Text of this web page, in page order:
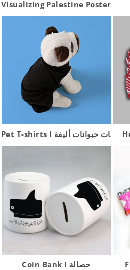
Visualizing Palestine Posters
Pet T-shirts I تيشرتات حيوانات أليفة
Coin Bank I حصالة